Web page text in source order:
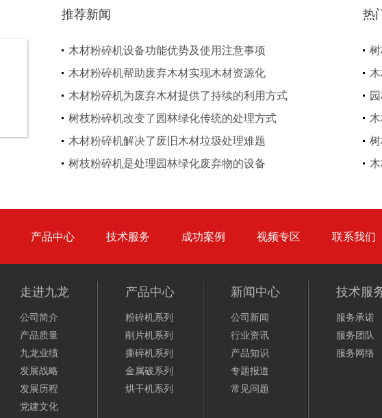
生物质秸秆破碎机...
圆盘破碎机 综合破碎机
推荐新闻
木材粉碎机设备功能优势及使用注意事项
木材粉碎机帮助废弃木材实现木材资源化
木材粉碎机为废弃木材提供了持续的利用方式
树枝粉碎机改变了园林绿化传统的处理方式
木材粉碎机解决了废旧木材垃圾处理难题
树枝粉碎机是处理园林绿化废弃物的设备
热
产品中心 技术服务 成功案例 视频专区 联系我们
走进九龙
公司简介
产品质量
九龙业绩
发展战略
发展历程
党建文化
产品中心
粉碎机系列
削片机系列
撕碎机系列
金属破系列
烘干机系列
新闻中心
公司新闻
行业资讯
产品知识
专题报道
常见问题
技术服
服务承诺
服务团队
服务网络